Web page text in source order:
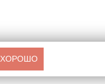
ХОРОШО